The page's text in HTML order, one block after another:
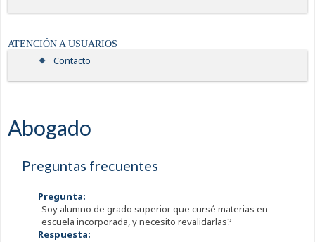
ATENCIÓN A USUARIOS
Contacto
Abogado
Preguntas frecuentes
Pregunta:
Soy alumno de grado superior que cursé materias en
escuela incorporada, y necesito revalidarlas?
Respuesta: